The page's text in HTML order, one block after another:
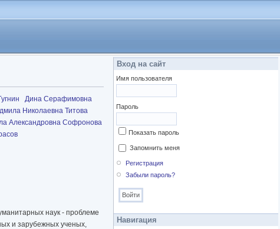
Дина Серафимовна
Николаевна Титова
Александровна Софронова
наук - проблеме
и зарубежных ученых,
Вход на сайт
Имя пользователя
Пароль
Показать пароль
Запомнить меня
Регистрация
Забыли пароль?
Навигация